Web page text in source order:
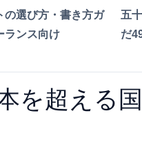
の選び方・書き方ガ
ランス向け
五
だ
を超える